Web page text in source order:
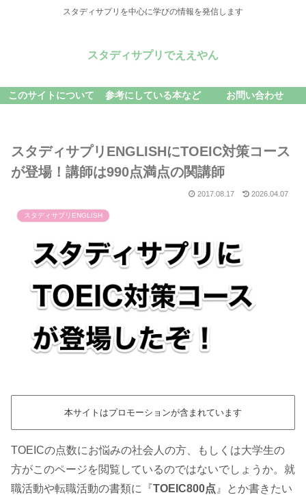
スタディサプリを中心に学びの情報を発信します
スタディサプリでええやん
このサイトについて 参考にしている本など お問い合わせ
スタディサプリENGLISHにTOEIC対策コース
が登場！講師は990点満点の関講師
2017.08.17 2026.04.07
スタディサプリENGLISH
本サイトはプロモーションが含まれています
TOEICの点数にお悩みの社会人の方、もしくは大学生の
方がこのページを閲覧しているのではないでしょうか。就
職活動や転職活動の書類に『TOEIC800点 』とか書きたい